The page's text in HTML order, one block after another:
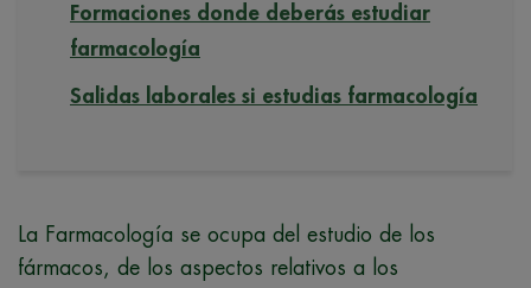
Formaciones donde deberás estudiar
farmacología
Salidas laborales si estudias farmacología
La Farmacología se ocupa del estudio de los
fármacos, de los aspectos relativos a los